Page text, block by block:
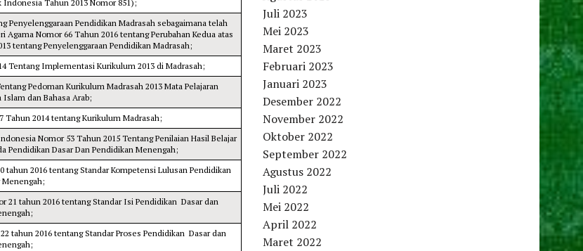
Indonesia Tahun 2013 Nomor 851);
Penyelenggaraan Pendidikan Madrasah sebagaimana telah
Nomor 66 Tahun 2016 tentang Perubahan Kedua atas
tentang Penyelenggaraan Pendidikan Madrasah;
Tentang Implementasi Kurikulum 2013 di Madrasah;
Pedoman Kurikulum Madrasah 2013 Mata Pelajaran
Islam dan Bahasa Arab;
Tahun 2014 tentang Kurikulum Madrasah;
Nomor 53 Tahun 2015 Tentang Penilaian Hasil Belajar
Pendidikan Dasar Dan Pendidikan Menengah;
tahun 2016 tentang Standar Kompetensi Lulusan Pendidikan
Menengah;
21 tahun 2016 tentang Standar Isi Pendidikan Dasar dan
tahun 2016 tentang Standar Proses Pendidikan Dasar dan
Juli 2023
Mei 2023
Maret 2023
Februari 2023
Januari 2023
Desember 2022
November 2022
Oktober 2022
September 2022
Agustus 2022
Juli 2022
Mei 2022
April 2022
Maret 2022